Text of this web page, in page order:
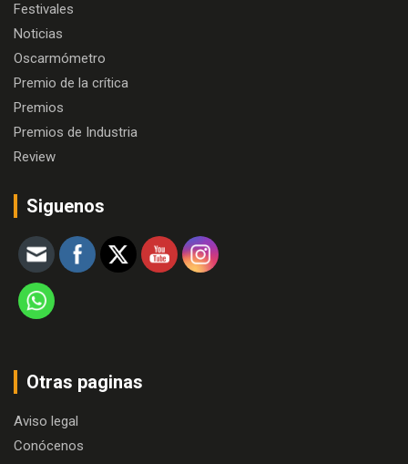
Festivales
Noticias
Oscarmómetro
Premio de la crítica
Premios
Premios de Industria
Review
Siguenos
Otras paginas
Aviso legal
Conócenos